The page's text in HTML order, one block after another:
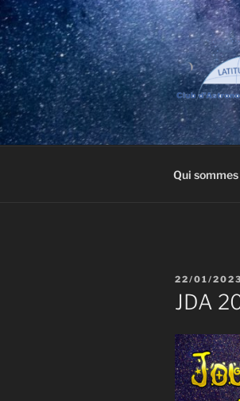
Aller
au
contenu
principal
Qui sommes
PUBLIÉ
LE
22/01/2023
JDA